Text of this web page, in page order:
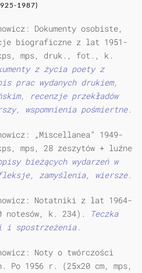
1987)
Dokumenty osobiste,
biograficzne z lat 1951-
mps, druk., fot., k.
z życia poety z
prac wydanych drukiem,
recenzje przekładów
wspomnienia pośmiertne.
„Miscellanea” 1949-
mps, 28 zeszytów + luźne
bieżących wydarzeń w
zamyślenia, wiersze.
Notatniki z lat 1964-
notesów, k. 234).
Teczka
i spostrzeżenia.
Noty o twórczości
Po 1956 r. (25x20 cm, mps,